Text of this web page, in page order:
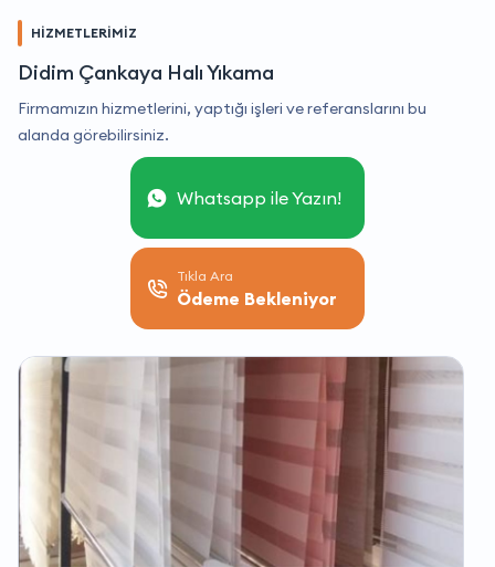
HİZMETLERİMİZ
Didim Çankaya Halı Yıkama
Firmamızın hizmetlerini, yaptığı işleri ve referanslarını bu
alanda görebilirsiniz.
Whatsapp ile Yazın!
Tıkla Ara
Ödeme Bekleniyor